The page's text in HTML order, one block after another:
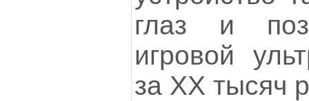
глаз и
игровой
за ХХ тысяч